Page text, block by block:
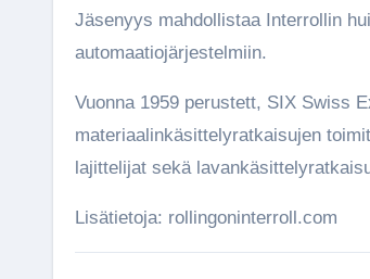
Jäsenyys mahdollistaa Interrollin
automaatiojärjestelmiin.
Vuonna 1959 perustett, SIX Swiss
materiaalinkäsittelyratkaisujen
lajittelijat sekä
Lisätietoja: rollingoninterroll.com